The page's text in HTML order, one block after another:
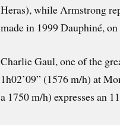
Heras), while Armstrong
made in 1999 Dauphiné, on
Charlie Gaul, one of the
1h02’09” (1576 m/h) at
a 1750 m/h) expresses an